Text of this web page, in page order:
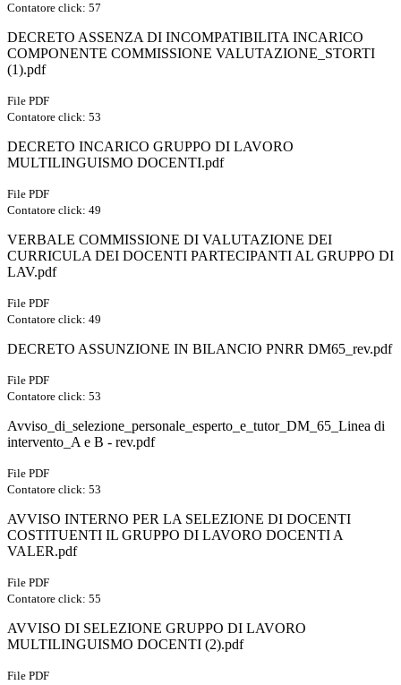
Contatore click: 57
DECRETO ASSENZA DI INCOMPATIBILITA INCARICO
COMPONENTE COMMISSIONE VALUTAZIONE_STORTI
(1).pdf
File PDF
Contatore click: 53
DECRETO INCARICO GRUPPO DI LAVORO
MULTILINGUISMO DOCENTI.pdf
File PDF
Contatore click: 49
VERBALE COMMISSIONE DI VALUTAZIONE DEI
CURRICULA DEI DOCENTI PARTECIPANTI AL GRUPPO DI
LAV.pdf
File PDF
Contatore click: 49
DECRETO ASSUNZIONE IN BILANCIO PNRR DM65_rev.pdf
File PDF
Contatore click: 53
Avviso_di_selezione_personale_esperto_e_tutor_DM_65_Linea di
intervento_A e B - rev.pdf
File PDF
Contatore click: 53
AVVISO INTERNO PER LA SELEZIONE DI DOCENTI
COSTITUENTI IL GRUPPO DI LAVORO DOCENTI A
VALER.pdf
File PDF
Contatore click: 55
AVVISO DI SELEZIONE GRUPPO DI LAVORO
MULTILINGUISMO DOCENTI (2).pdf
File PDF